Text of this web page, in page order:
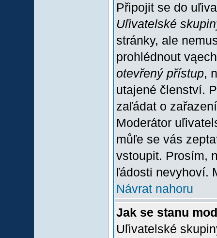
Připojit se do
Uľivatelské
stránky, ale
prohlédnout
otevřený přístup,
utajené členství.
zaľádat o
Moderátor
můľe se vás
vstoupit. Prosím,
ľádosti nevyhoví.
Návrat nahoru
Jak se stanu
Uľivatelské